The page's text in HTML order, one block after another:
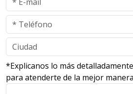
*Explicanos lo más
para atenderte de la mejor